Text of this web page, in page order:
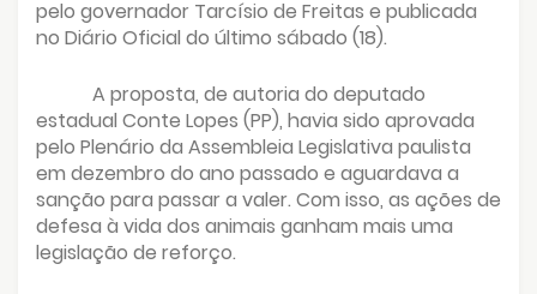
pelo governador Tarcísio de Freitas e publicada
no Diário Oficial do último sábado (18).
A proposta, de autoria do deputado
estadual Conte Lopes (PP), havia sido aprovada
pelo Plenário da Assembleia Legislativa paulista
em dezembro do ano passado e aguardava a
sanção para passar a valer. Com isso, as ações de
defesa à vida dos animais ganham mais uma
legislação de reforço.